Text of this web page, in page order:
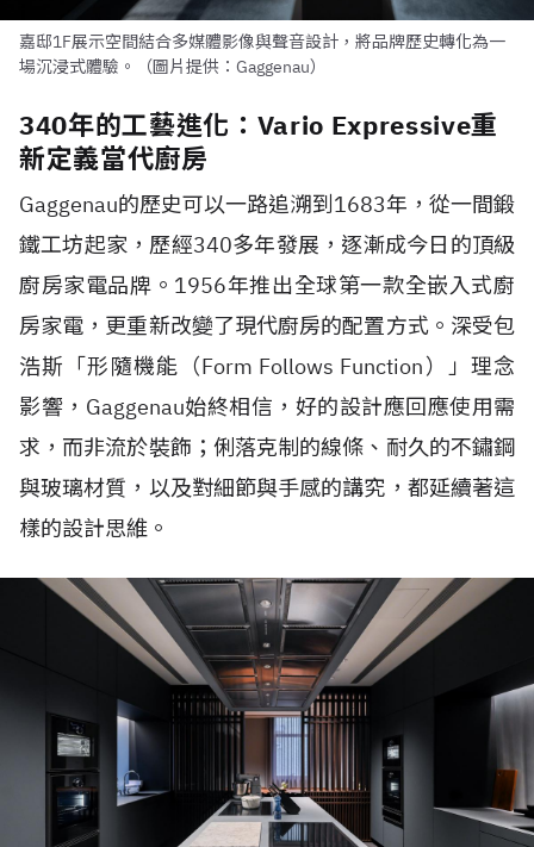
嘉邸1F展示空間結合多媒體影像與聲音設計，將品牌歷史轉化為一
場沉浸式體驗。（圖片提供：Gaggenau）
340年的工藝進化：Vario Expressive重
新定義當代廚房
Gaggenau的歷史可以一路追溯到1683年，從一間鍛
鐵工坊起家，歷經340多年發展，逐漸成今日的頂級
廚房家電品牌。1956年推出全球第一款全嵌入式廚
房家電，更重新改變了現代廚房的配置方式。深受包
浩斯「形隨機能（Form Follows Function）」理念
影響，Gaggenau始終相信，好的設計應回應使用需
求，而非流於裝飾；俐落克制的線條、耐久的不鏽鋼
與玻璃材質，以及對細節與手感的講究，都延續著這
樣的設計思維。